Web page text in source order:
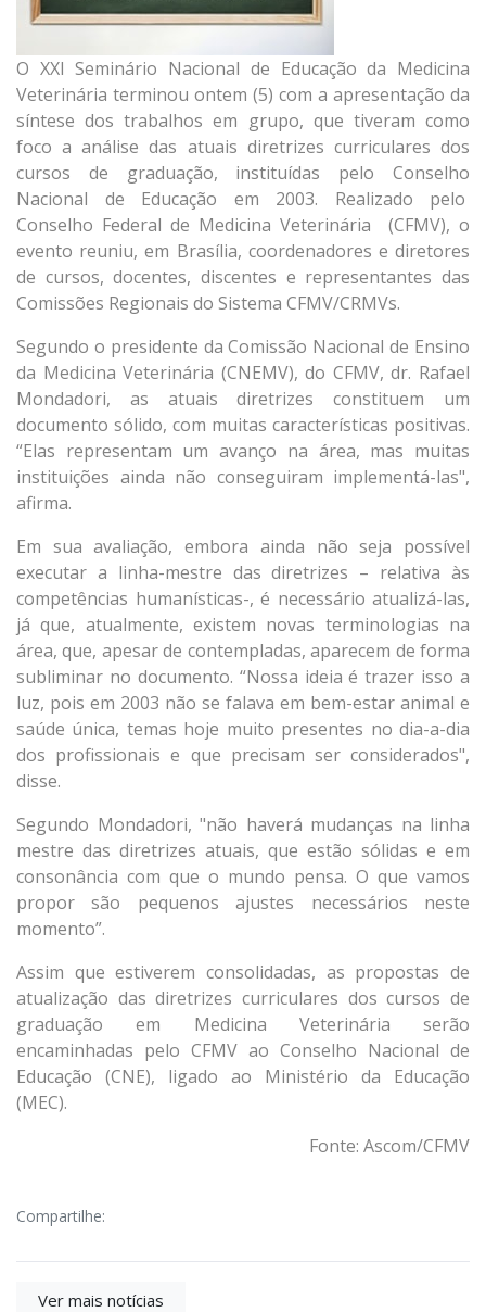
O XXI Seminário Nacional de Educação da Medicina
Veterinária terminou ontem (5) com a apresentação da
síntese dos trabalhos em grupo, que tiveram como
foco a análise das atuais diretrizes curriculares dos
cursos de graduação, instituídas pelo Conselho
Nacional de Educação em 2003. Realizado pelo
Conselho Federal de Medicina Veterinária (CFMV), o
evento reuniu, em Brasília, coordenadores e diretores
de cursos, docentes, discentes e representantes das
Comissões Regionais do Sistema CFMV/CRMVs.
Segundo o presidente da Comissão Nacional de Ensino
da Medicina Veterinária (CNEMV), do CFMV, dr. Rafael
Mondadori, as atuais diretrizes constituem um
documento sólido, com muitas características positivas.
“Elas representam um avanço na área, mas muitas
instituições ainda não conseguiram implementá-las",
afirma.
Em sua avaliação, embora ainda não seja possível
executar a linha-mestre das diretrizes – relativa às
competências humanísticas-, é necessário atualizá-las,
já que, atualmente, existem novas terminologias na
área, que, apesar de contempladas, aparecem de forma
subliminar no documento. “Nossa ideia é trazer isso a
luz, pois em 2003 não se falava em bem-estar animal e
saúde única, temas hoje muito presentes no dia-a-dia
dos profissionais e que precisam ser considerados",
disse.
Segundo Mondadori, "não haverá mudanças na linha
mestre das diretrizes atuais, que estão sólidas e em
consonância com que o mundo pensa. O que vamos
propor são pequenos ajustes necessários neste
momento”.
Assim que estiverem consolidadas, as propostas de
atualização das diretrizes curriculares dos cursos de
graduação em Medicina Veterinária serão
encaminhadas pelo CFMV ao Conselho Nacional de
Educação (CNE), ligado ao Ministério da Educação
(MEC).
Fonte: Ascom/CFMV
Compartilhe:
Ver mais notícias